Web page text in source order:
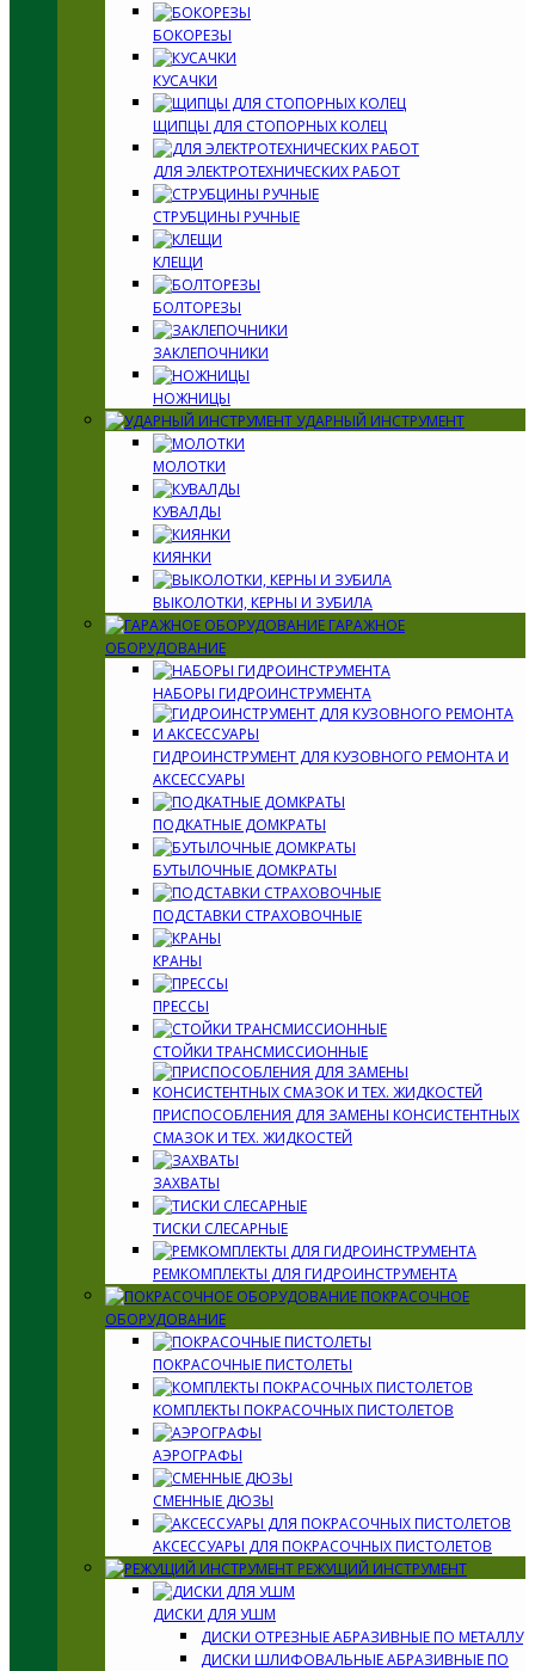
БОКОРЕЗЫ
КУСАЧКИ
ЩИПЦЫ ДЛЯ СТОПОРНЫХ КОЛЕЦ
ДЛЯ ЭЛЕКТРОТЕХНИЧЕСКИХ РАБОТ
СТРУБЦИНЫ РУЧНЫЕ
КЛЕЩИ
БОЛТОРЕЗЫ
ЗАКЛЕПОЧНИКИ
НОЖНИЦЫ
УДАРНЫЙ ИНСТРУМЕНТ
МОЛОТКИ
КУВАЛДЫ
КИЯНКИ
ВЫКОЛОТКИ, КЕРНЫ И ЗУБИЛА
ГАРАЖНОЕ
ОБОРУДОВАНИЕ
НАБОРЫ ГИДРОИНСТРУМЕНТА
ГИДРОИНСТРУМЕНТ ДЛЯ КУЗОВНОГО РЕМОНТА И
АКСЕССУАРЫ
ПОДКАТНЫЕ ДОМКРАТЫ
БУТЫЛОЧНЫЕ ДОМКРАТЫ
ПОДСТАВКИ СТРАХОВОЧНЫЕ
КРАНЫ
ПРЕССЫ
СТОЙКИ ТРАНСМИССИОННЫЕ
ПРИСПОСОБЛЕНИЯ ДЛЯ ЗАМЕНЫ КОНСИСТЕНТНЫХ
СМАЗОК И ТЕХ. ЖИДКОСТЕЙ
ЗАХВАТЫ
ТИСКИ СЛЕСАРНЫЕ
РЕМКОМПЛЕКТЫ ДЛЯ ГИДРОИНСТРУМЕНТА
ПОКРАСОЧНОЕ
ОБОРУДОВАНИЕ
ПОКРАСОЧНЫЕ ПИСТОЛЕТЫ
КОМПЛЕКТЫ ПОКРАСОЧНЫХ ПИСТОЛЕТОВ
АЭРОГРАФЫ
СМЕННЫЕ ДЮЗЫ
АКСЕССУАРЫ ДЛЯ ПОКРАСОЧНЫХ ПИСТОЛЕТОВ
РЕЖУЩИЙ ИНСТРУМЕНТ
ДИСКИ ДЛЯ УШМ
ДИСКИ ОТРЕЗНЫЕ АБРАЗИВНЫЕ ПО МЕТАЛЛУ
ДИСКИ ШЛИФОВАЛЬНЫЕ АБРАЗИВНЫЕ ПО